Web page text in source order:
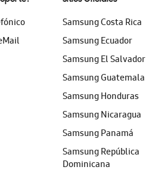
Samsung Costa Rica
Samsung Ecuador
Samsung El Salvador
Samsung Guatemala
Samsung Honduras
Samsung Nicaragua
Samsung Panamá
Samsung República
Dominicana